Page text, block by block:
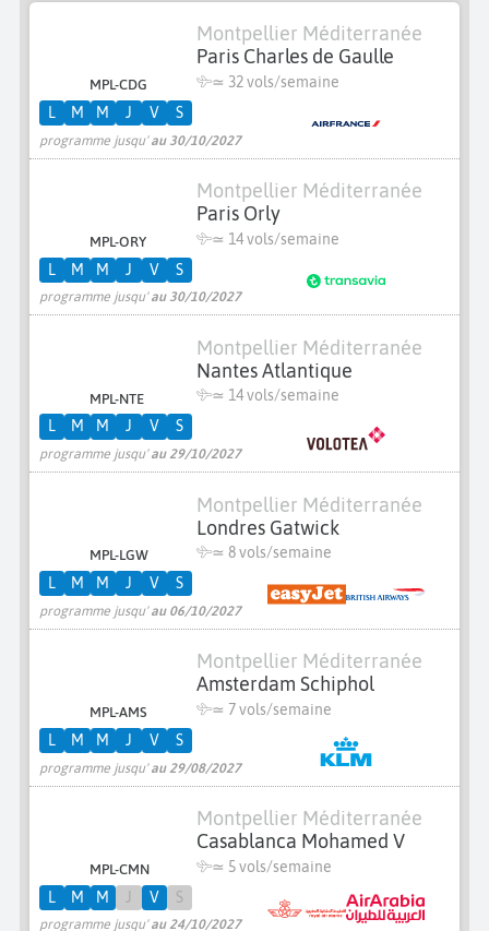
MPL-CDG
Montpellier Méditerranée
Paris Charles de Gaulle
≃ 32 vols/semaine
programme jusqu'au 30/10/2027
L M M J V S
MPL-ORY
Montpellier Méditerranée
Paris Orly
≃ 14 vols/semaine
programme jusqu'au 30/10/2027
L M M J V S
MPL-NTE
Montpellier Méditerranée
Nantes Atlantique
≃ 14 vols/semaine
programme jusqu'au 29/10/2027
L M M J V S
MPL-LGW
Montpellier Méditerranée
Londres Gatwick
≃ 8 vols/semaine
programme jusqu'au 06/10/2027
L M M J V S
MPL-AMS
Montpellier Méditerranée
Amsterdam Schiphol
≃ 7 vols/semaine
programme jusqu'au 29/08/2027
L M M J V S
MPL-CMN
Montpellier Méditerranée
Casablanca Mohamed V
≃ 5 vols/semaine
programme jusqu'au 24/10/2027
L M M V S